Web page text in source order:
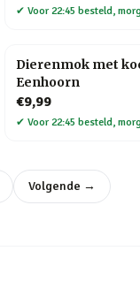
✔ Voor 22:45 besteld,
Dierenmok met
Eenhoorn
€9,99
✔ Voor 22:45 besteld,
Volgende →